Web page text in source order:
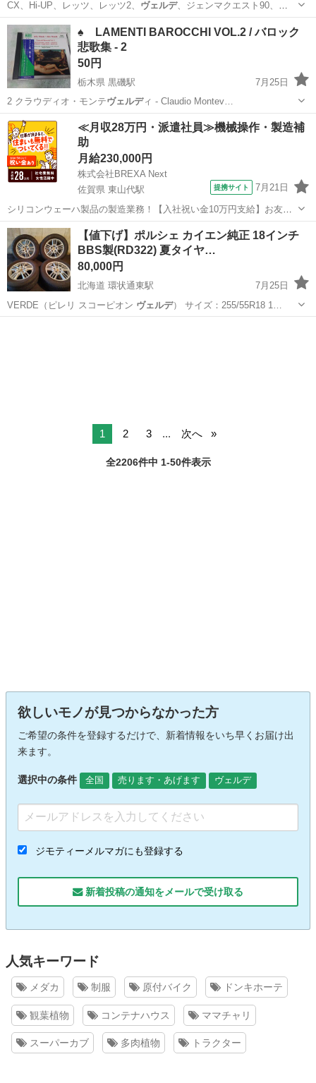
CX、Hi-UP、レッツ、レッツ2、 ヴェルデ、ジェンマクエスト90、
JOG、アプ…
大阪 大阪市
♠ LAMENTI BAROCCHI VOL.2 / バロック
悲歌集 - 2
50円
栃木県 黒磯駅
7月25日
2 クラウディオ・モンテヴェルディ - Claudio Montev…
栃木 那須郡 黒磯駅 本/CD/DVD San
≪月収28万円・派遣社員≫機械操作・製造補
助
月給230,000円
株式会社BREXA Next
佐賀県 東山代駅
提携サイト 7月21日
シリコンウェーハ製品の製造業務！【入社祝い金10万円支給】お友達
やカップルとの応募OK◎年間休日129日＆休出なしでプライベート充
実♪業務はクリーンルームで快適作業◎自社正社員登用制度あり★1食
300円～の格安食堂あり！《佐...
佐賀 伊万里市 東山代駅
【値下げ】ポルシェ カイエン純正 18インチ
BBS製(RD322) 夏タイヤ…
80,000円
北海道 環状通東駅
7月25日
VERDE（ピレリ スコーピオン ヴェルデ ） サイズ：255/55R18 1…
1 2 3 ... 次へ
全2206件中 1-50件表示
欲しいモノが見つからなかった方
ご希望の条件を登録するだけで、新着情報をいち早くお届け出
来ます。
選択中の条件 全国 売ります・あげます ヴェルデ
ジモティーメルマガにも登録する
新着投稿の通知をメールで受け取る
人気キーワード
メダカ 制服 原付バイク ドンキホーテ
観葉植物 コンテナハウス ママチャリ
スーパーカブ 多肉植物 トラクター